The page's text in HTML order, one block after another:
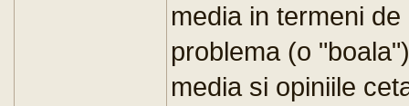
media in termeni
problema (o
media si opiniile